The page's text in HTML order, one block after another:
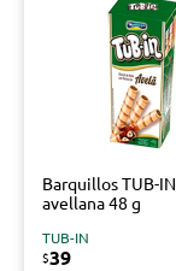
Barquillos TUB-IN
avellana 48 g
TUB-IN
$39